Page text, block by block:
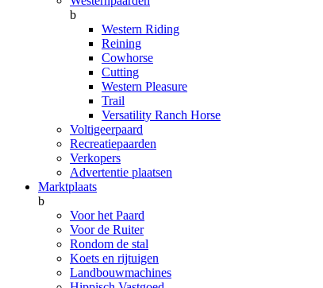
b
Western Riding
Reining
Cowhorse
Cutting
Western Pleasure
Trail
Versatility Ranch Horse
Voltigeerpaard
Recreatiepaarden
Verkopers
Advertentie plaatsen
Marktplaats
b
Voor het Paard
Voor de Ruiter
Rondom de stal
Koets en rijtuigen
Landbouwmachines